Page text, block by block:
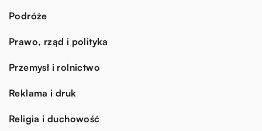
Podróże
Prawo, rząd i polityka
Przemysł i rolnictwo
Reklama i druk
Religia i duchowość